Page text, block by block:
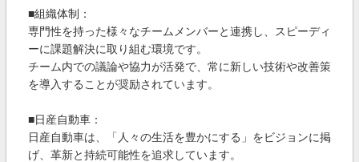
■組織体制：
専門性を持った様々なチームメンバーと連携し、スピーディ
ーに課題解決に取り組む環境です。
チーム内での議論や協力が活発で、常に新しい技術や改善策
を導入することが奨励されています。
■日産自動車：
日産自動車は、「人々の生活を豊かにする」をビジョンに掲
げ、革新と持続可能性を追求しています。